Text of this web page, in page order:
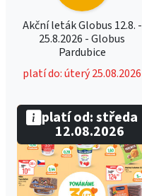
Akční leták Globus 12.8. -
25.8.2026 - Globus
Pardubice
platí do: úterý 25.08.2026
platí od: středa
12.08.2026